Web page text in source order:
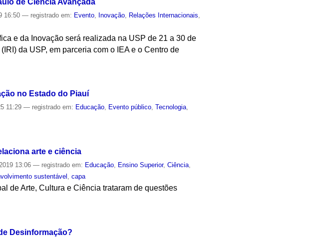
16:50— registrado em: Evento Inovação Relações Internacionais
e da Inovação será realizada na USP de 21 a 30 de
da USP, em parceria com o IEA e o Centro de
no Estado do Piauí
11:29— registrado em: Educação, Evento público,Tecnologia,
arte e ciência
13:06— registrado em: Educação, Ensino Superior,Ciência,
sustentável ,capa
de Arte, Cultura e Ciência trataram de questões
Desinformação?